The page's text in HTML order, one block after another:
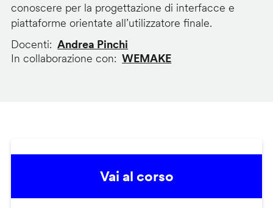
conoscere per la progettazione di interfacce e
piattaforme orientate all’utilizzatore finale.
Docenti
Andrea Pinchi
In collaborazione con
WEMAKE
Vai al corso